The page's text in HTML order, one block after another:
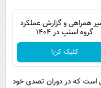
همراهی و گزارش عملکرد
گروه اسنپ در ۱۴۰۴
کلیک کن!
است که در دوران تصدی خود